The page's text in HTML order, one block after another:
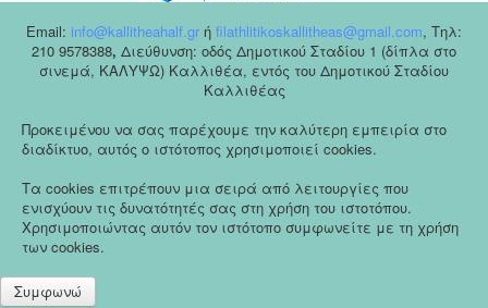
Email: info@kallitheahalf.gr ή filathlitikoskallitheas@gmail.com, Tηλ:
210 9578388, Διεύθυνση: οδός Δημοτικού Σταδίου 1 (δίπλα στο
σινεμά, ΚΑΛΥΨΩ) Καλλιθέα, εντός του Δημοτικού Σταδίου
Καλλιθέας
Προκειμένου να σας παρέχουμε την καλύτερη εμπειρία στο
διαδίκτυο, αυτός ο ιστότοπος χρησιμοποιεί cookies.
Τα cookies επιτρέπουν μια σειρά από λειτουργίες που
ενισχύουν τις δυνατότητές σας στη χρήση του ιστοτόπου.
Χρησιμοποιώντας αυτόν τον ιστότοπο συμφωνείτε με τη χρήση
των cookies.
Συμφωνώ